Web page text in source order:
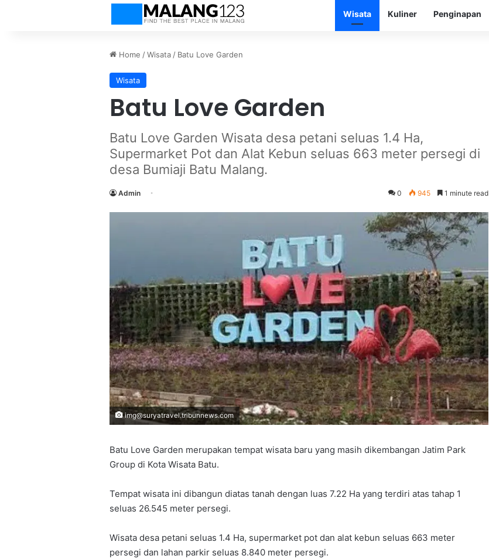
Wisata Kuliner Penginapan
Home /Wisata / Batu Love Garden
Wisata
Batu Love Garden
Batu Love Garden Wisata desa petani seluas 1.4 Ha,
Supermarket Pot dan Alat Kebun seluas 663 meter persegi di
desa Bumiaji Batu Malang.
Admin 0 945 1 minute read
img@suryatravel.tribunnews.com
Batu Love Garden merupakan tempat wisata baru yang masih dikembangan Jatim Park
Group di Kota Wisata Batu.
Tempat wisata ini dibangun diatas tanah dengan luas 7.22 Ha yang terdiri atas tahap 1
seluas 26.545 meter persegi.
Wisata desa petani seluas 1.4 Ha, supermarket pot dan alat kebun seluas 663 meter
persegi dan lahan parkir seluas 8.840 meter persegi.